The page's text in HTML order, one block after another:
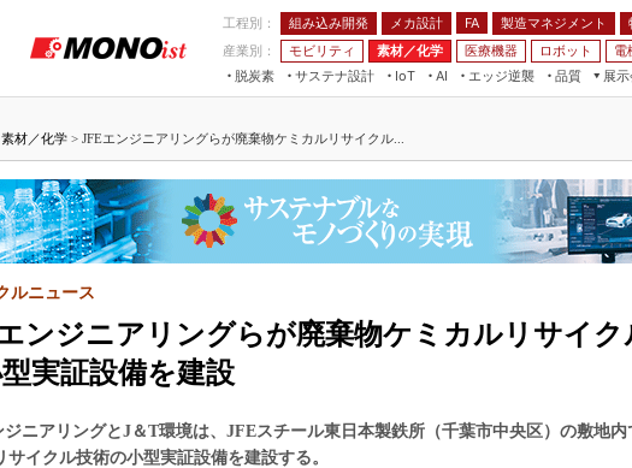
工程別： 組み込み開発 メカ設計 FA 製造マネジメント
産業別：
モビリティ 素材／化学 医療機器 ロボット 電
脱炭素
サステナ設計
IoT
つながる工場
つながるサービス
AI
AI×設備保全
Physical AI
エッジ逆襲 品質
展
JIMTOF
組込み/エッジ コンピューティング
展＆IoT/5Gソリューション展
IIFES
国際ロボット展
TECHNO-FRONTIER
5G
フィールドサービス
組み込み画像技術
車載ソフト開発
製造マネジメント
モビリティ
素材／化学 > JFEエンジニアリングらが廃棄物ケミカルリサイクル...
ンジニアリングらが廃棄物ケミカルリサイク
実証設備を建設
ルニュース
ジニアリングとJ＆T環境は、JFEスチール東日本製鉄所（千葉市中央区）の敷地内
サイクル技術の小型実証設備を建設する。